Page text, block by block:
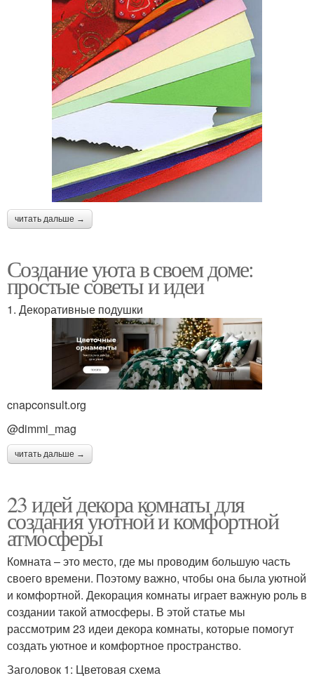
читать дальше →
Создание уюта в своем доме:
простые советы и идеи
1. Декоративные подушки
cnapconsult.org
@dimmi_mag
читать дальше →
23 идей декора комнаты для
создания уютной и комфортной
атмосферы
Комната – это место, где мы проводим большую часть
своего времени. Поэтому важно, чтобы она была уютной
и комфортной. Декорация комнаты играет важную роль в
создании такой атмосферы. В этой статье мы
рассмотрим 23 идеи декора комнаты, которые помогут
создать уютное и комфортное пространство.
Заголовок 1: Цветовая схема